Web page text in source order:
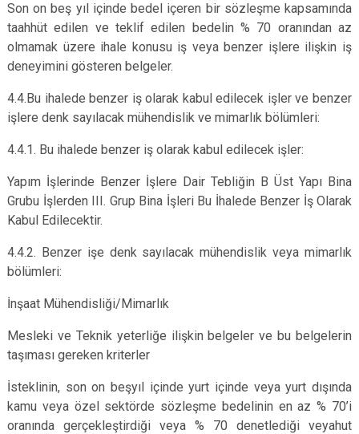
Son on beş yıl içinde bedel içeren bir sözleşme kapsamında
taahhüt edilen ve teklif edilen bedelin % 70 oranından az
olmamak üzere ihale konusu iş veya benzer işlere ilişkin iş
deneyimini gösteren belgeler.
4.4.Bu ihalede benzer iş olarak kabul edilecek işler ve benzer
işlere denk sayılacak mühendislik ve mimarlık bölümleri:
4.4.1. Bu ihalede benzer iş olarak kabul edilecek işler:
Yapım İşlerinde Benzer İşlere Dair Tebliğin B Üst Yapı Bina
Grubu İşlerden III. Grup Bina İşleri Bu İhalede Benzer İş Olarak
Kabul Edilecektir.
4.4.2. Benzer işe denk sayılacak mühendislik veya mimarlık
bölümleri:
İnşaat Mühendisliği/Mimarlık
Mesleki ve Teknik yeterliğe ilişkin belgeler ve bu belgelerin
taşıması gereken kriterler
İsteklinin, son on beşyıl içinde yurt içinde veya yurt dışında
kamu veya özel sektörde sözleşme bedelinin en az % 70’i
oranında gerçekleştirdiği veya % 70 denetlediği veyahut